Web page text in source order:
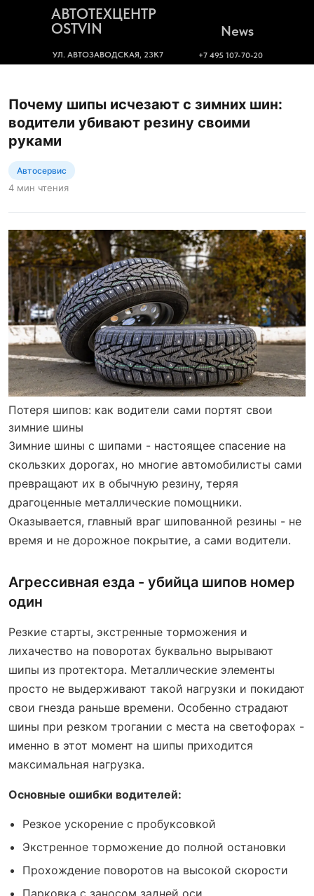
+7 495 107-70-20
УЛ. АВТОЗАВОДСКАЯ, 23К7
АВТОТЕХЦЕНТР
OSTVIN
News
Почему шипы исчезают с зимних шин:
водители убивают резину своими
руками
Автосервис
4 мин чтения
Потеря шипов: как водители сами портят свои
зимние шины
Зимние шины с шипами - настоящее спасение на
скользких дорогах, но многие автомобилисты сами
превращают их в обычную резину, теряя
драгоценные металлические помощники.
Оказывается, главный враг шипованной резины - не
время и не дорожное покрытие, а сами водители.
Агрессивная езда - убийца шипов номер
один
Резкие старты, экстренные торможения и
лихачество на поворотах буквально вырывают
шипы из протектора. Металлические элементы
просто не выдерживают такой нагрузки и покидают
свои гнезда раньше времени. Особенно страдают
шины при резком трогании с места на светофорах -
именно в этот момент на шипы приходится
максимальная нагрузка.
Основные ошибки водителей:
Резкое ускорение с пробуксовкой
Экстренное торможение до полной остановки
Прохождение поворотов на высокой скорости